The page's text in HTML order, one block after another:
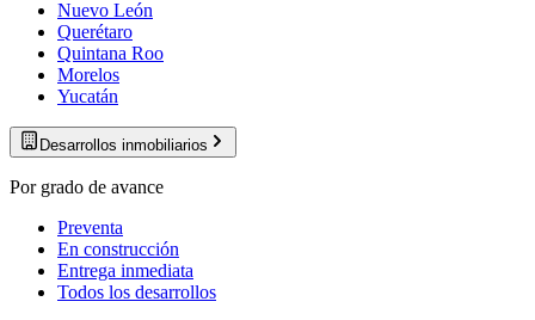
Nuevo León
Querétaro
Quintana Roo
Morelos
Yucatán
Desarrollos inmobiliarios
Por grado de avance
Preventa
En construcción
Entrega inmediata
Todos los desarrollos